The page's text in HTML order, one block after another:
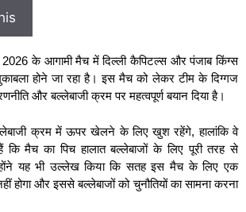
2026 के आगामी मैच में दिल्ली कैपिटल्स और पंजाब किंग्स
होने जा रहा है। इस मैच को लेकर टीम के दिग्गज
और बल्लेबाजी क्रम पर महत्वपूर्ण बयान दिया है।
क्रम में ऊपर खेलने के लिए खुश रहेंगे, हालांकि वे
मैच का पिच हालात बल्लेबाजों के लिए पूरी तरह से
यह भी उल्लेख किया कि सतह इस मैच के लिए एक
होगा और इससे बल्लेबाजों को चुनौतियों का सामना करना